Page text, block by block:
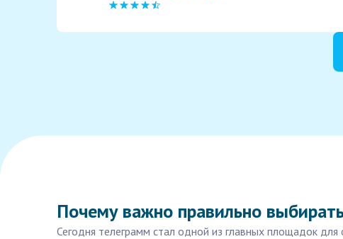
Почему важно правильно
Сегодня телеграмм стал одной из главных площадок